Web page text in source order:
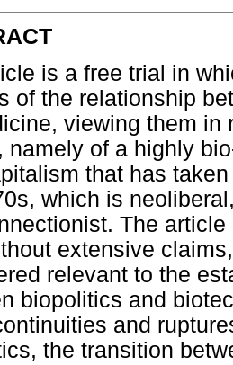
is a free trial in
of the relationship
viewing them in
namely of a highly
that has
which is
The
extensive
relevant to the
biopolitics and
and
the transition